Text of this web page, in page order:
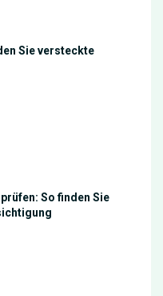
Sie versteckte
So finden Sie